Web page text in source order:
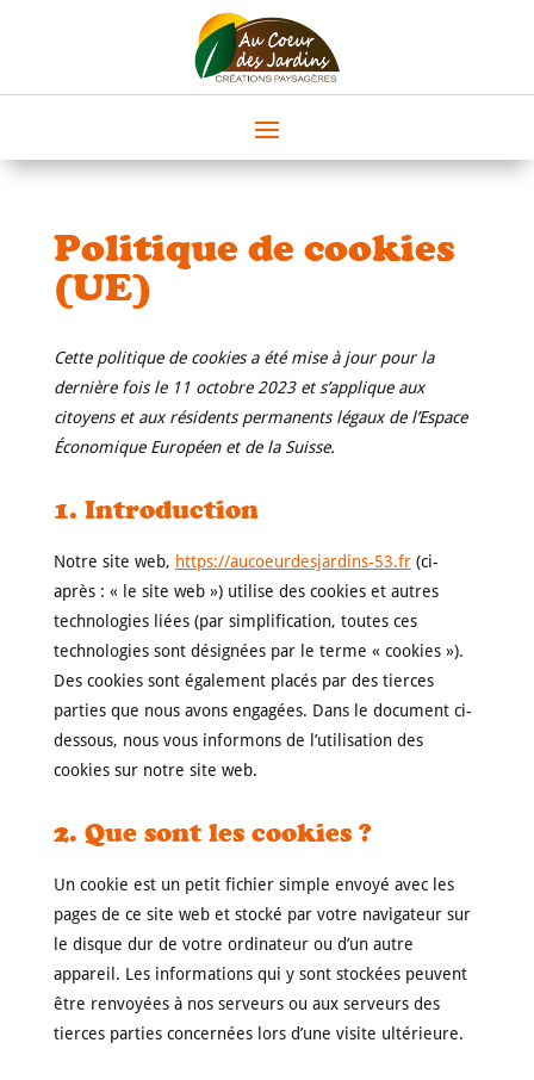
Politique de cookies
(UE)
Cette politique de cookies a été mise à jour pour la
dernière fois le 11 octobre 2023 et s’applique aux
citoyens et aux résidents permanents légaux de l’Espace
Économique Européen et de la Suisse.
1. Introduction
Notre site web, https://aucoeurdesjardins-53.fr(ci-
après : « le site web ») utilise des cookies et autres
technologies liées (par simplification, toutes ces
technologies sont désignées par le terme « cookies »).
Des cookies sont également placés par des tierces
parties que nous avons engagées. Dans le document ci-
dessous, nous vous informons de l’utilisation des
cookies sur notre site web.
2. Que sont les cookies ?
Un cookie est un petit fichier simple envoyé avec les
pages de ce site web et stocké par votre navigateur sur
le disque dur de votre ordinateur ou d’un autre
appareil. Les informations qui y sont stockées peuvent
être renvoyées à nos serveurs ou aux serveurs des
tierces parties concernées lors d’une visite ultérieure.